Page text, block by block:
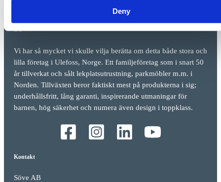
Deny
Vi har så mycket vi skulle vilja berätta om detta både stora och
lilla företag i Ulefoss, Norge. Ett familjeföretag som i snart 50
år tillverkat och sålt lekplatsutrustning, parkmöbler m.m. i
Norden. Tillväxten beror faktiskt mest på produkterna i sig;
underhållsfritt, lång garanti, inspirerande utmaningar för
barnen, hög säkerhet och numera även design i toppklass.
Kontakt
Söve AB